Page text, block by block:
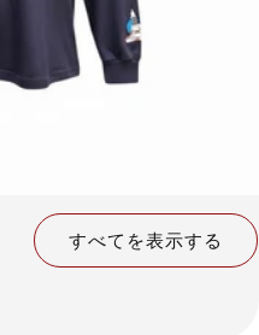
すべてを表示する